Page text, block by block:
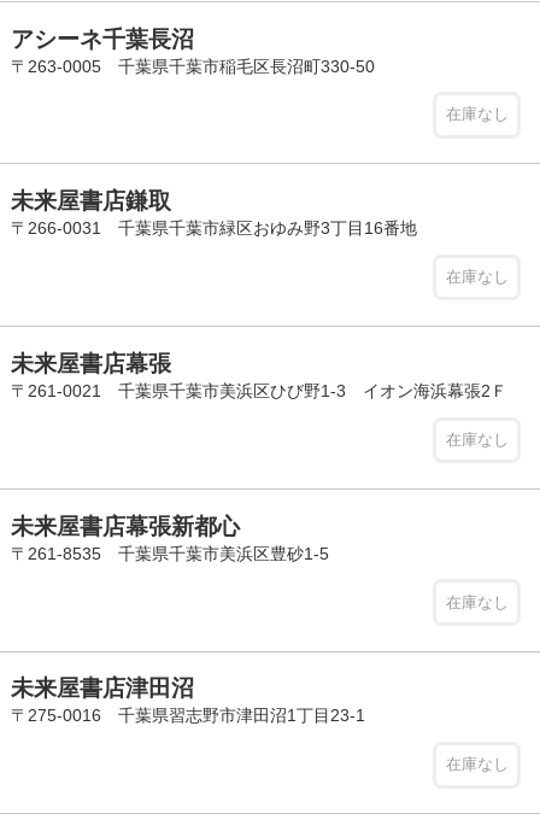
アシーネ千葉長沼
〒263-0005 千葉県千葉市稲毛区長沼町330-50
在庫なし
未来屋書店鎌取
〒266-0031 千葉県千葉市緑区おゆみ野3丁目16番地
在庫なし
未来屋書店幕張
〒261-0021 千葉県千葉市美浜区ひび野1-3 イオン海浜幕張2Ｆ
在庫なし
未来屋書店幕張新都心
〒261-8535 千葉県千葉市美浜区豊砂1-5
在庫なし
未来屋書店津田沼
〒275-0016 千葉県習志野市津田沼1丁目23-1
在庫なし